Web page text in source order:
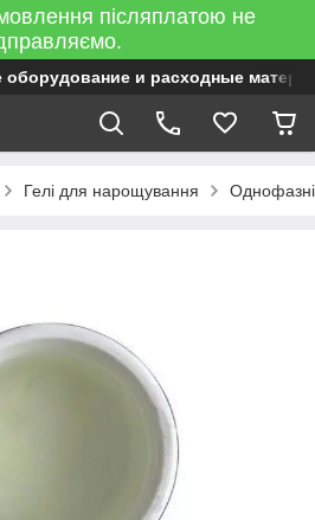
післяплатою не
оборудование и расходные
Гелі для нарощування Однофазні